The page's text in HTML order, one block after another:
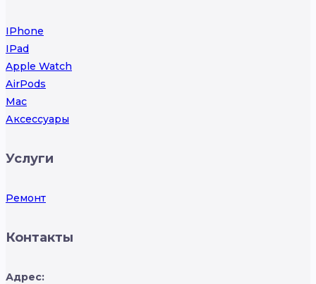
IPhone
IPad
Apple Watch
AirPods
Mac
Аксессуары
Услуги
Ремонт
Контакты
Адрес: